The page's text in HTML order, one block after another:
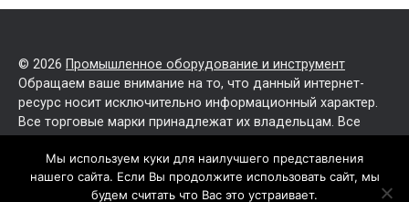
© 2026 Промышленное оборудование и инструмент
Обращаем ваше внимание на то, что данный интернет-
ресурс носит исключительно информационный характер.
Все торговые марки принадлежат их владельцам. Все
Политика конфиденциальности
Мы используем куки для наилучшего представления
нашего сайта. Если Вы продолжите использовать сайт, мы
будем считать что Вас это устраивает.